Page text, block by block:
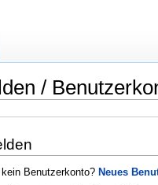
/
Benutzerkonto? Neues